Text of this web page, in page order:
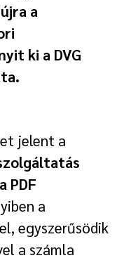
a
ki a DVG
jelent a
PDF
a
egyszerűsödik
a számla